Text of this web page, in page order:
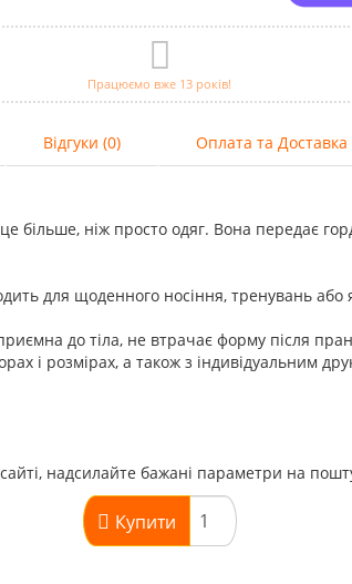
Працюємо вже 13 років!
Відгуки (0) Оплата та Доставка
ніж просто одяг. Вона передає
для щоденного носіння, тренувань
до тіла, не втрачає форму після
і розмірах, а також з індивідуальним
надсилайте бажані параметри на
Купити